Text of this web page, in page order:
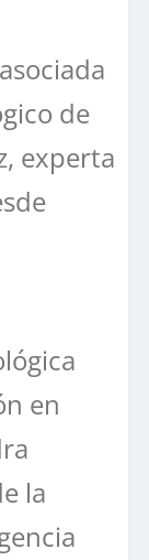
de
experta
en
la